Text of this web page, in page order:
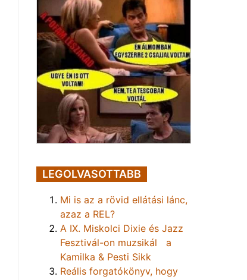
LEGOLVASOTTABB
Mi is az a rövid ellátási lánc,
azaz a REL?
A IX. Miskolci Dixie és Jazz
Fesztivál-on muzsikál a
Kamilka & Pesti Sikk
Reális forgatókönyv, hogy